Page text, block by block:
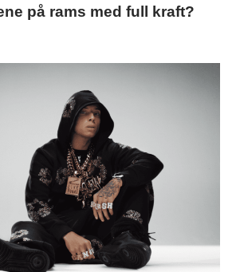
på rams med full kraft?